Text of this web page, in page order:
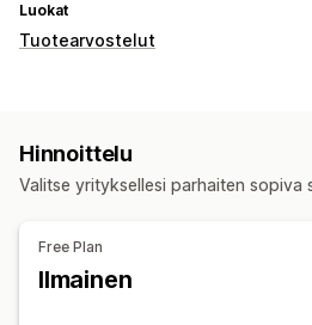
Luokat
Tuotearvostelut
Hinnoittelu
Valitse yrityksellesi parhaiten sopiva
Free Plan
Ilmainen